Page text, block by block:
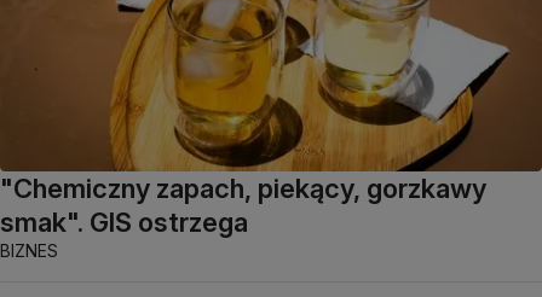
"Chemiczny zapach, piekący, gorzkawy
smak". GIS ostrzega
BIZNES